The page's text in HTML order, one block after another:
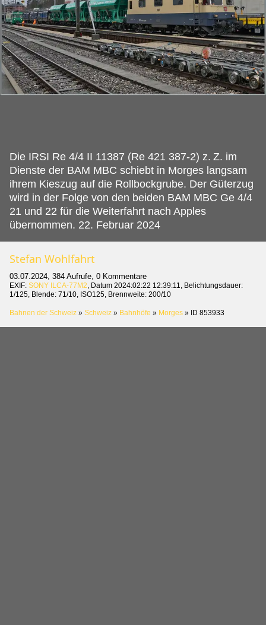
Die IRSI Re 4/4 II 11387 (Re 421 387-2) z. Z. im
Dienste der BAM MBC schiebt in Morges langsam
ihrem Kieszug auf die Rollbockgrube. Der Güterzug
wird in der Folge von den beiden BAM MBC Ge 4/4
21 und 22 für die Weiterfahrt nach Apples
übernommen. 22. Februar 2024
Stefan Wohlfahrt
03.07.2024, 384 Aufrufe, 0 Kommentare
EXIF: SONY ILCA-77M2, Datum 2024:02:22 12:39:11, Belichtungsdauer:
1/125, Blende: 71/10, ISO125, Brennweite: 200/10
Bahnen der Schweiz » Schweiz » Bahnhöfe » Morges » ID 853933